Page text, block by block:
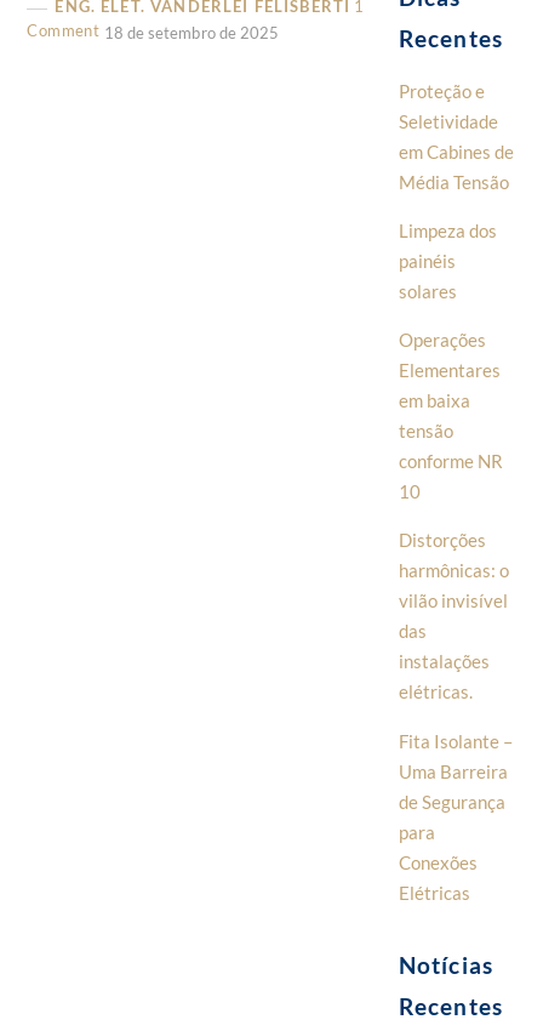
ENG. ELET. VANDERLEI FELISBERTI 1
Comment 18 de setembro de 2025
Recentes
Proteção e
Seletividade
em Cabines de
Média Tensão
Limpeza dos
painéis
solares
Operações
Elementares
em baixa
tensão
conforme NR
10
Distorções
harmônicas: o
vilão invisível
das
instalações
elétricas.
Fita Isolante –
Uma Barreira
de Segurança
para
Conexões
Elétricas
Notícias
Recentes